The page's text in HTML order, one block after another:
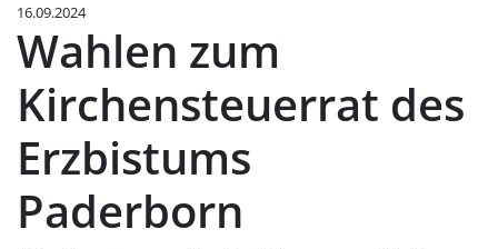
16.09.2024
Wahlen zum
Kirchensteuerrat des
Erzbistums
Paderborn